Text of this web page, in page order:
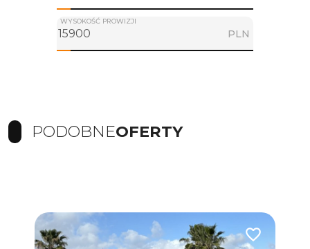
WYSOKOŚĆ PROWIZJI
PLN
PODOBNEOFERTY
Dodaj do ulubionych Dodaj do